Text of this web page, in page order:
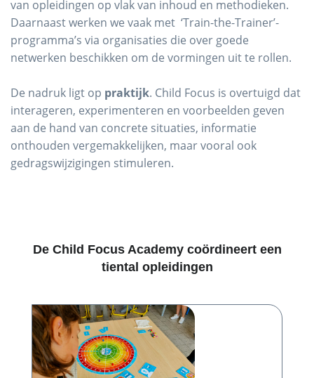
van opleidingen op vlak van inhoud en methodieken.
Daarnaast werken we vaak met ‘Train-the-Trainer’-
programma’s via organisaties die over goede
netwerken beschikken om de vormingen uit te rollen.
De nadruk ligt op praktijk. Child Focus is overtuigd dat
interageren, experimenteren en voorbeelden geven
aan de hand van concrete situaties, informatie
onthouden vergemakkelijken, maar vooral ook
gedragswijzigingen stimuleren.
De Child Focus Academy coördineert een
tiental opleidingen